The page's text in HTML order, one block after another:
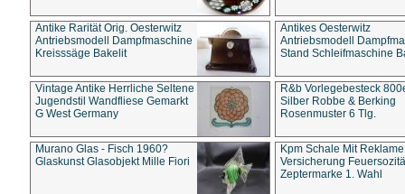
Antike Rarität Orig. Oesterwitz
Antriebsmodell Dampfmaschine
Kreisssäge Bakelit
Antikes Oesterwitz
Antriebsmodell
Stand Schleifmaschine
Vintage Antike Herrliche Seltene
Jugendstil Wandfliese Gemarkt
G West Germany
R&b Vorlegebesteck
Silber Robbe & Berking
Rosenmuster 6 Tlg.
Murano Glas - Fisch 1960?
Glaskunst Glasobjekt Mille Fiori
Kpm Schale Mit Reklame
Versicherung
Zeptermarke 1. Wahl